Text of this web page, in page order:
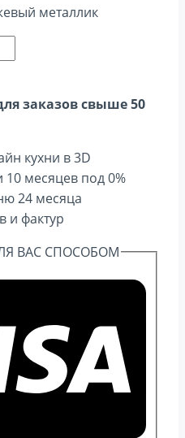
металлик
заказов свыше 50
кухни в 3D
10 месяцев под 0%
24 месяца
и фактур
ВАС СПОСОБОМ